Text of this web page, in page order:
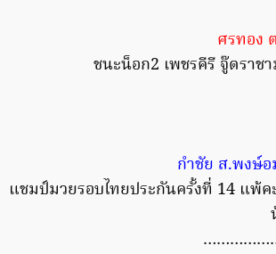
ศรทอง
ชนะน็อก2 เพชรคีรี จู๊ดราช
กำชัย ส.พงษ์
แชมป์มวยรอบไทยประกันครั้งที่ 14 แพ้